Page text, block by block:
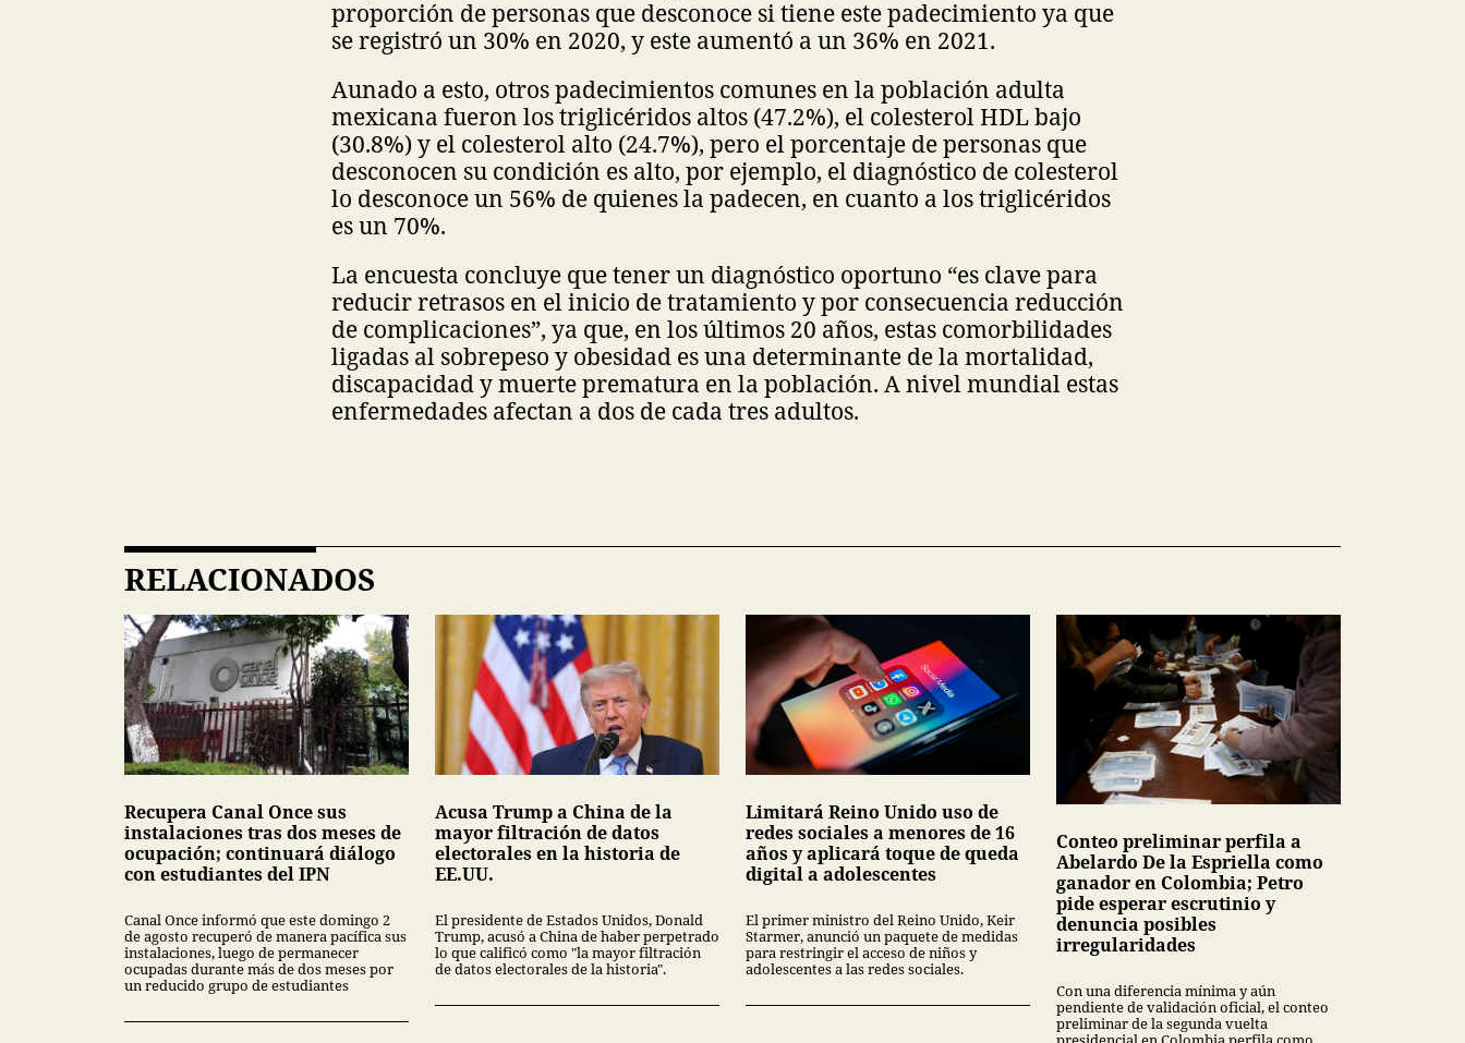
proporción de personas que desconoce si tiene este padecimiento ya que
se registró un 30% en 2020, y este aumentó a un 36% en 2021.
Aunado a esto, otros padecimientos comunes en la población adulta
mexicana fueron los triglicéridos altos (47.2%), el colesterol HDL bajo
(30.8%) y el colesterol alto (24.7%), pero el porcentaje de personas que
desconocen su condición es alto, por ejemplo, el diagnóstico de colesterol
lo desconoce un 56% de quienes la padecen, en cuanto a los triglicéridos
es un 70%.
La encuesta concluye que tener un diagnóstico oportuno “es clave para
reducir retrasos en el inicio de tratamiento y por consecuencia reducción
de complicaciones”, ya que, en los últimos 20 años, estas comorbilidades
ligadas al sobrepeso y obesidad es una determinante de la mortalidad,
discapacidad y muerte prematura en la población. A nivel mundial estas
enfermedades afectan a dos de cada tres adultos.
RELACIONADOS
Recupera Canal Once sus
instalaciones tras dos meses de
ocupación; continuará diálogo
con estudiantes del IPN
Canal Once informó que este domingo 2
de agosto recuperó de manera pacífica sus
instalaciones, luego de permanecer
ocupadas durante más de dos meses por
un reducido grupo de estudiantes
Acusa Trump a China de la
mayor filtración de datos
electorales en la historia de
EE.UU.
El presidente de Estados Unidos, Donald
Trump, acusó a China de haber perpetrado
lo que calificó como "la mayor filtración
de datos electorales de la historia".
Limitará Reino Unido uso de
redes sociales a menores de 16
años y aplicará toque de queda
digital a adolescentes
El primer ministro del Reino Unido, Keir
Starmer, anunció un paquete de medidas
para restringir el acceso de niños y
adolescentes a las redes sociales.
Conteo preliminar perfila a
Abelardo De la Espriella como
ganador en Colombia; Petro
pide esperar escrutinio y
denuncia posibles
irregularidades
Con una diferencia mínima y aún
pendiente de validación oficial, el conteo
preliminar de la segunda vuelta